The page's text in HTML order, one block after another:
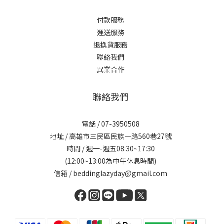
付款服務
運送服務
退換貨服務
聯絡我們
異業合作
聯絡我們
電話 / 07-3950508
地址 / 高雄市三民區民族一路560巷27號
時間 / 週一-週五08:30~17:30
(12:00~13:00為中午休息時間)
信箱 / beddinglazyday@gmail.com